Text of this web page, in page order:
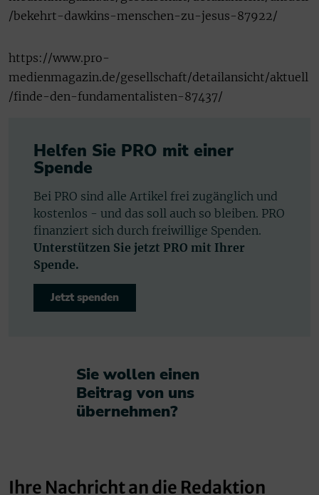
/bekehrt-dawkins-menschen-zu-jesus-87922/
https://www.pro-
medienmagazin.de/gesellschaft/detailansicht/aktuell
/finde-den-fundamentalisten-87437/
Helfen Sie PRO mit einer
Spende
Bei PRO sind alle Artikel frei zugänglich und
kostenlos - und das soll auch so bleiben. PRO
finanziert sich durch freiwillige Spenden.
Unterstützen Sie jetzt PRO mit Ihrer
Spende.
Jetzt spenden
Sie wollen einen
Beitrag von uns
übernehmen?​
Ihre Nachricht an die Redaktion